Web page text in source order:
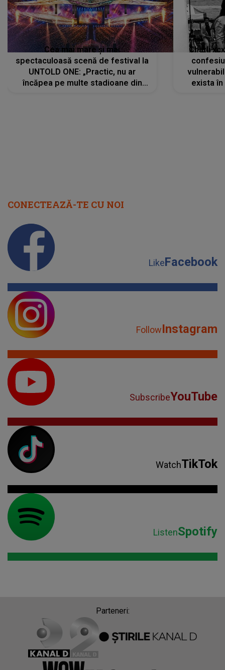
Cea mai mare și mai
spectaculoasă scenă de festival la
UNTOLD ONE: „Practic, nu ar
încăpea pe multe stadioane din
Charli
exista
CONECTEAZĂ-TE CU NOI
LikeFacebook
FollowInstagram
SubscribeYouTube
WatchTikTok
ListenSpotify
Parteneri: